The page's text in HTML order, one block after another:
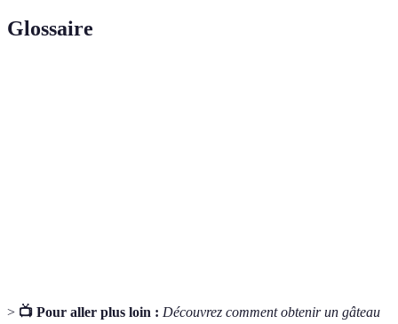
Glossaire
> 📺 Pour aller plus loin : Découvrez comment obtenir un gâteau